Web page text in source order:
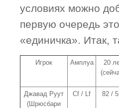
условиях можно
первую очередь
«единичка». Итак,
Игрок Амплуа
20
Джавад Руут
(Шрюсбари
Cf / Lf 82 /